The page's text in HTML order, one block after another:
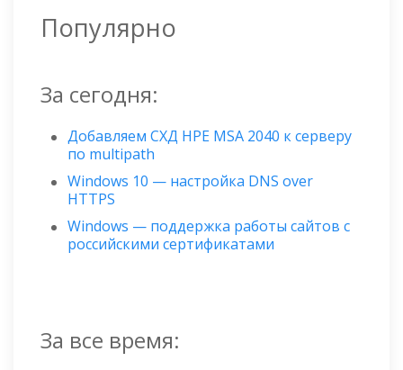
Популярно
За сегодня:
Добавляем СХД HPE MSA 2040 к серверу
по multipath
Windows 10 — настройка DNS over
HTTPS
Windows — поддержка работы сайтов с
российскими сертификатами
За все время: